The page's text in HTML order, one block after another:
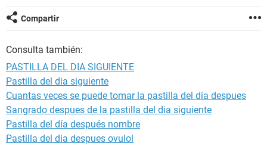
Compartir
Consulta también:
PASTILLA DEL DIA SIGUIENTE
Pastilla del dia siguiente
Cuantas veces se puede tomar la pastilla del dia despues
Sangrado despues de la pastilla del dia siguiente
Pastilla del día después nombre
Pastilla del dia despues ovulol